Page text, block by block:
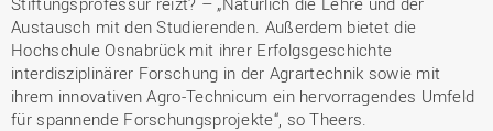
Austausch mit den Studierenden. Außerdem bietet die
Hochschule Osnabrück mit ihrer Erfolgsgeschichte
interdisziplinärer Forschung in der Agrartechnik sowie mit
ihrem innovativen Agro-Technicum ein hervorragendes Umfeld
für spannende Forschungsprojekte“, so Theers.